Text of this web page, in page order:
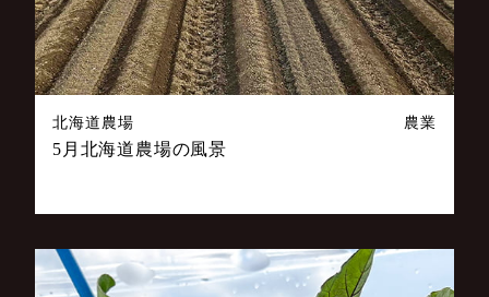
北海道農場 農業
5月北海道農場の風景